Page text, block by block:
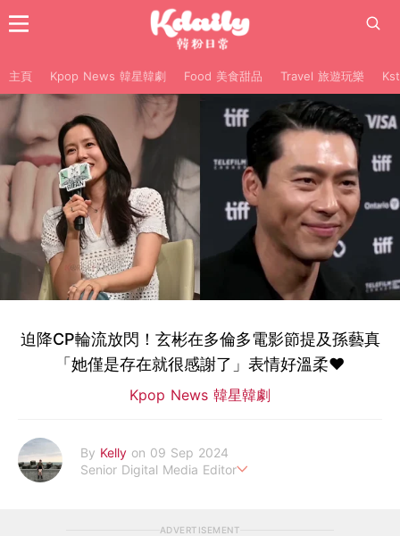
主頁 Kpop News 韓星韓劇 Food 美食甜品 Travel 旅遊玩樂
迫降CP輪流放閃！玄彬在多倫多電影節提及孫藝真
「她僅是存在就很感謝了」表情好溫柔♥
Kpop News 韓星韓劇
By Kelly on 09 Sep 2024
Senior Digital Media Editor
ADVERTISEMENT